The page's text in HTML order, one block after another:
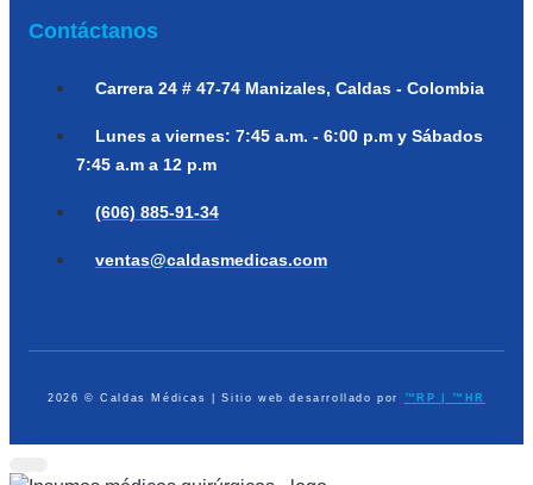
Contáctanos
Carrera 24 # 47-74 Manizales, Caldas - Colombia
Lunes a viernes: 7:45 a.m. - 6:00 p.m y Sábados
7:45 a.m a 12 p.m
(606) 885-91-34
ventas@caldasmedicas.com
2026 © Caldas Médicas | Sitio web desarrollado por ™RP | ™HR